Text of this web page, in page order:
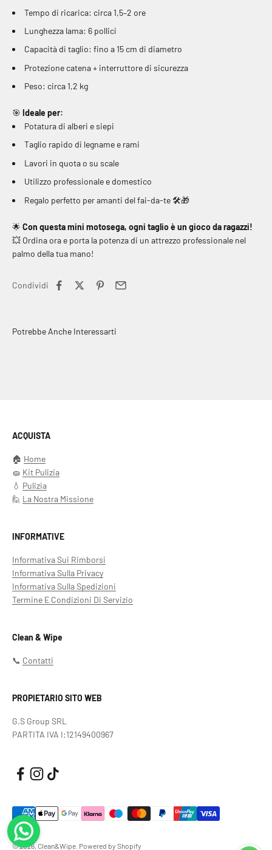
Tempo di ricarica: circa 1,5–2 ore
Lunghezza lama: 6 pollici
Capacità di taglio: fino a 15 cm di diametro
Protezione catena + interruttore di sicurezza
Peso: circa 1,2 kg
🎯 Ideale per:
Potatura di alberi e siepi
Taglio rapido di legname e rami
Lavori in quota o su scale
Utilizzo professionale e domestico
Regalo perfetto per amanti del fai-da-te 🛠️🎁
🌟 Con questa mini motosega, ogni taglio è un gioco da ragazzi!
💥 Ordina ora e porta la potenza di un attrezzo professionale nel
palmo della tua mano!
Condividi
Potrebbe Anche Interessarti
ACQUISTA
🏠 Home
🧽 Kit Pulizia
💧 Pulizia
🙋 La Nostra Missione
INFORMATIVE
Informativa Sui Rimborsi
Informativa Sulla Privacy
Informativa Sulla Spedizioni
Termine E Condizioni Di Servizio
Clean & Wipe
📞 Contatti
PROPIETARIO SITO WEB
G.S Group SRL
PARTITA IVA I:12149400967
© 2026, Clean&Wipe. Powered by Shopify